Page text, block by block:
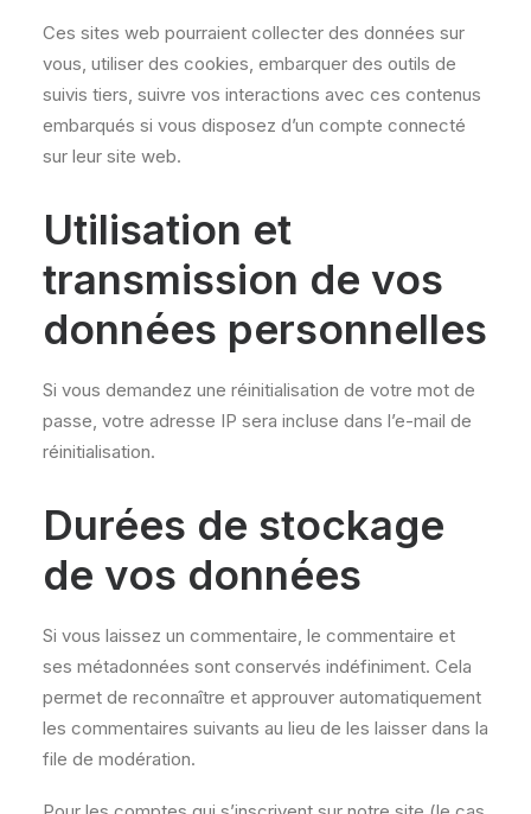
Ces sites web pourraient collecter des données sur
vous, utiliser des cookies, embarquer des outils de
suivis tiers, suivre vos interactions avec ces contenus
embarqués si vous disposez d’un compte connecté
sur leur site web.
Utilisation et
transmission de vos
données personnelles
Si vous demandez une réinitialisation de votre mot de
passe, votre adresse IP sera incluse dans l’e-mail de
réinitialisation.
Durées de stockage
de vos données
Si vous laissez un commentaire, le commentaire et
ses métadonnées sont conservés indéfiniment. Cela
permet de reconnaître et approuver automatiquement
les commentaires suivants au lieu de les laisser dans la
file de modération.